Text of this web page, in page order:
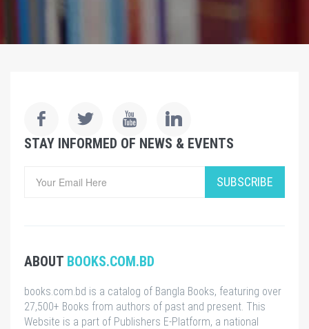
STAY INFORMED OF NEWS & EVENTS
SUBSCRIBE
ABOUT BOOKS.COM.BD
books.com.bd is a catalog of Bangla Books, featuring over
27,500+ Books from authors of past and present. This
Website is a part of Publishers E-Platform, a national